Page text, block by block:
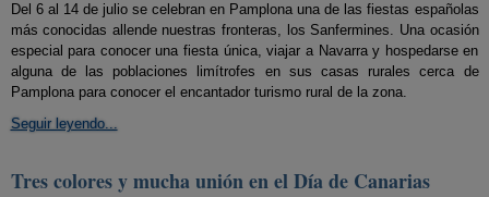
Del 6 al 14 de julio se celebran en Pamplona una de las fiestas españolas
más conocidas allende nuestras fronteras, los Sanfermines. Una ocasión
especial para conocer una fiesta única, viajar a Navarra y hospedarse en
alguna de las poblaciones limítrofes en sus casas rurales cerca de
Pamplona para conocer el encantador turismo rural de la zona.
Seguir leyendo...
Tres colores y mucha unión en el Día de Canarias